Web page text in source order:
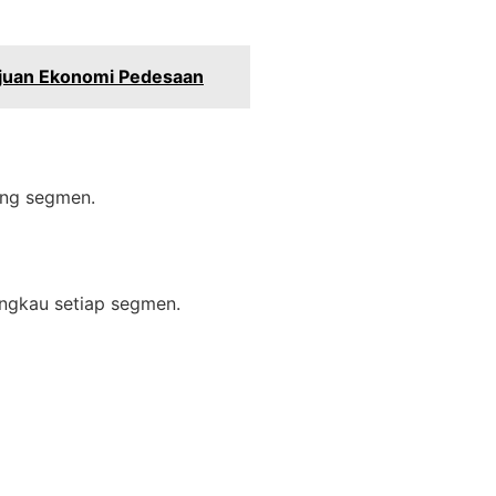
Ekonomi Pedesaan
segmen.
setiap segmen.